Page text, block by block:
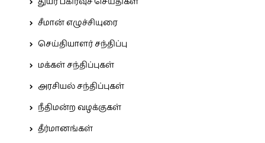
சீமான் எழுச்சியுரை
செய்தியாளர் சந்திப்பு
மக்கள் சந்திப்புகள்
அரசியல் சந்திப்புகள்
நீதிமன்ற வழக்குகள்
தீர்மானங்கள்